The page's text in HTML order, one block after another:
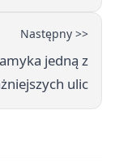
Następny >>
jedną z
ulic